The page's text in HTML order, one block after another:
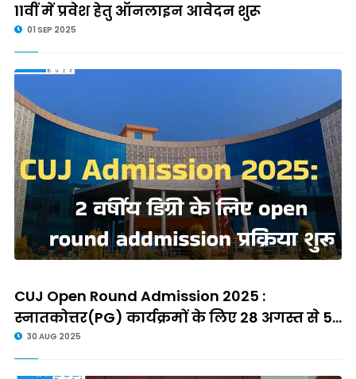
11वीं में प्रवेश हेतु ऑनलाइन आवेदन शुरू
01 SEP 2025
CUJ Open Round Admission 2025 :
स्नातकोत्तर(PG) कार्यक्रमों के लिए 28 अगस्त से 5...
30 AUG 2025